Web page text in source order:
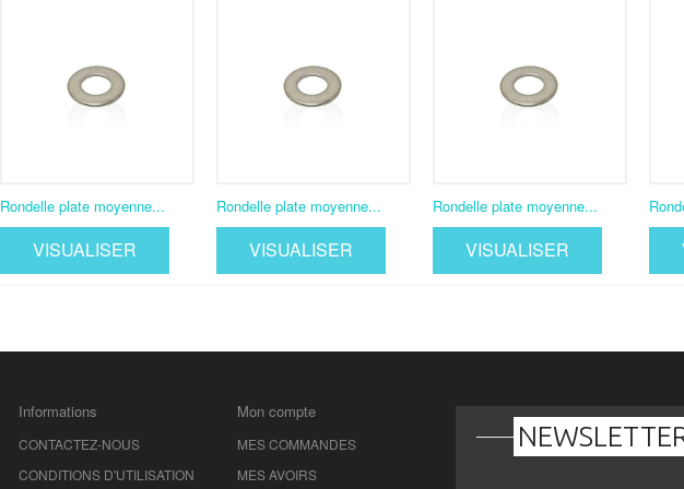
Rondelle plate moyenne...
VISUALISER
Rondelle plate moyenne...
VISUALISER
Rondelle plate moyenne...
VISUALISER
Informations
CONTACTEZ-NOUS
CONDITIONS D'UTILISATION
Mon compte
MES COMMANDES
MES AVOIRS